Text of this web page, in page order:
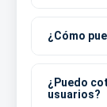
¿Cómo
¿Puedo
usuarios?